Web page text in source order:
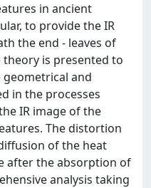
in ancient
to provide the IR
the end - leaves of
is presented to
and
in the processes
IR image of the
The distortion
of the heat
after the absorption of
analysis taking